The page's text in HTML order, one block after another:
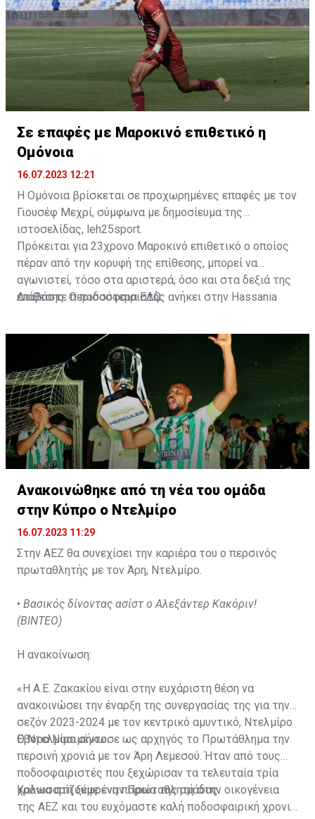
Σε επαφές με Μαροκινό επιθετικό η
Ομόνοια
16.07.2023 12:21
Η Ομόνοια βρίσκεται σε προχωρημένες επαφές με τον
Γιουσέφ Μεχρί, σύμφωνα με δημοσίευμα της
ιστοσελίδας, leh25sport.
Πρόκειται για 23χρονο Μαροκινό επιθετικό ο οποίος
πέραν από την κορυφή της επίθεσης, μπορεί να
αγωνιστεί, τόσο στα αριστερά, όσο και στα δεξιά της
επίθεσης. Ο ποδοσφαιριστής ανήκει στην Hassania
2026.
Διαβάστε περισσότεραΕΔΩ.
Ανακοινώθηκε από τη νέα του ομάδα
στην Κύπρο ο Ντελμίρο
16.07.2023 11:29
Στην ΑΕΖ θα συνεχίσει την καριέρα του ο περσινός
πρωταθλητής με τον Άρη, Ντελμίρο.
• Βασικός δίνοντας ασίστ ο Αλεξάντερ Κακόριν!
(ΒΙΝΤΕΟ)
Η ανακοίνωση:
«Η Α.Ε. Ζακακίου είναι στην ευχάριστη θέση να
ανακοινώσει την έναρξη της συνεργασίας της για την
σεζόν 2023-2024 με τον κεντρικό αμυντικό, Ντελμίρο
Έβορα Νασιμέντο.
Ο Ντελμίρο σήκωσε ως αρχηγός το Πρωτάθλημα την
περσινή χρονιά με τον Άρη Λεμεσού. Ήταν από τους
ποδοσφαιριστές που ξεχώρισαν τα τελευταία τρία
χρόνια στη ξέφρενη πορεία της ομάδας.
Καλωσορίζουμε έναν Πρωταθλητή στην οικογένεια
της ΑΕΖ και του ευχόμαστε καλή ποδοσφαιρική χρονιά